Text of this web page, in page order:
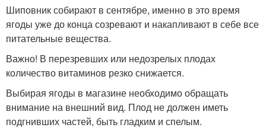
Шиповник собирают в сентябре, именно в это время
ягоды уже до конца созревают и накапливают в себе все
питательные вещества.
Важно! В перезревших или недозрелых плодах
количество витаминов резко снижается.
Выбирая ягоды в магазине необходимо обращать
внимание на внешний вид. Плод не должен иметь
подгнивших частей, быть гладким и спелым.